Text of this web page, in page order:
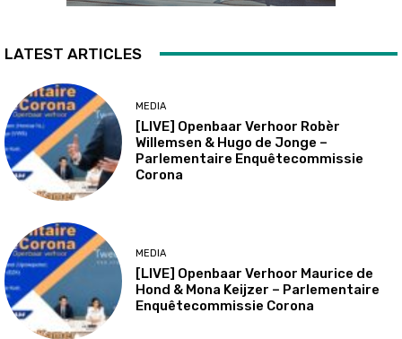
LATEST ARTICLES
MEDIA
[LIVE] Openbaar Verhoor Robèr
Willemsen & Hugo de Jonge –
Parlementaire Enquêtecommissie
Corona
MEDIA
[LIVE] Openbaar Verhoor Maurice de
Hond & Mona Keijzer – Parlementaire
Enquêtecommissie Corona